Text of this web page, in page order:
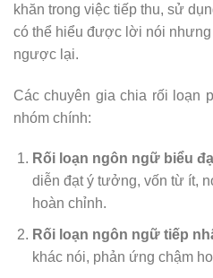
khăn trong việc tiếp thu, sử
có thể hiểu được lời nói
ngược lại.
Các chuyên gia chia rối loạn
nhóm chính:
Rối loạn ngôn ngữ biểu
diễn đạt ý tưởng, vốn từ ít,
hoàn chỉnh.
Rối loạn ngôn ngữ tiếp
khác nói, phản ứng chậm